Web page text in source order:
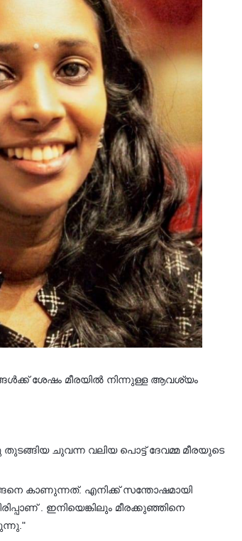
ശേഷം മീരയിൽ നിന്നുള്ള ആവശ്യം
ചുവന്ന വലിയ പൊട്ട് ദേവമ്മ മീരയുടെ
കാണുന്നത്. എനിക്ക് സന്തോഷമായി
. ഇനിയെങ്കിലും മീരക്കുഞ്ഞിനെ